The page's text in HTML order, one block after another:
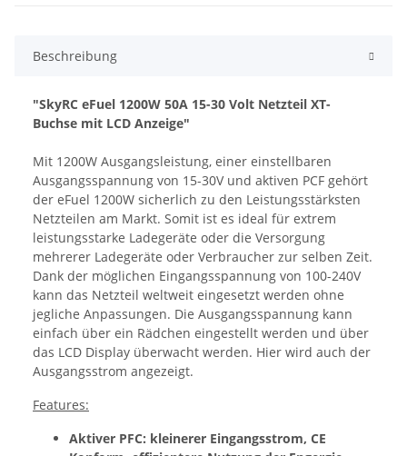
Beschreibung
"SkyRC eFuel 1200W 50A 15-30 Volt Netzteil XT-
Buchse mit LCD Anzeige"
Mit 1200W Ausgangsleistung, einer einstellbaren
Ausgangsspannung von 15-30V und aktiven PCF gehört
der eFuel 1200W sicherlich zu den Leistungsstärksten
Netzteilen am Markt. Somit ist es ideal für extrem
leistungsstarke Ladegeräte oder die Versorgung
mehrerer Ladegeräte oder Verbraucher zur selben Zeit.
Dank der möglichen Eingangsspannung von 100-240V
kann das Netzteil weltweit eingesetzt werden ohne
jegliche Anpassungen. Die Ausgangsspannung kann
einfach über ein Rädchen eingestellt werden und über
das LCD Display überwacht werden. Hier wird auch der
Ausgangsstrom angezeigt.
Features:
Aktiver PFC: kleinerer Eingangsstrom, CE